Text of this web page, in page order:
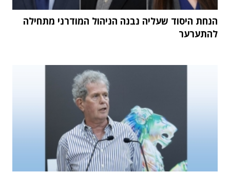
הנחת היסוד שעליה נבנה הניהול המודרני מתחילה
להתערער